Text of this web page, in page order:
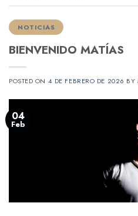
NOTICIAS
BIENVENIDO MATÍAS
POSTED ON 4 DE FEBRERO DE 2026 BY
04
Feb